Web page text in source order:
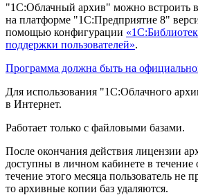
"1С:Облачный архив" можно встроить
на платформе "1С:Предприятие 8"
помощью конфигурации
поддержки пользователей».
Программа должна быть на
Для использования "1С:Облачного
в Интернет.
Работает только с файловыми базами.
После окончания действия лицензии
доступны в личном кабинете в течение
течение этого месяца пользователь не
то архивные копии баз удаляются.